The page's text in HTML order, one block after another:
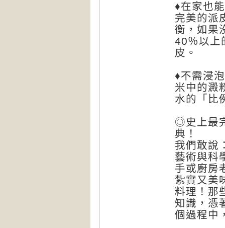
♦在家也
完美的派
衡，如果
40％以上
皮。
♦不需浸
米中的澱
水的「比
◎史上最
典！
我們敢說
藝術與科
手或廚房
紮實又美
料理！那
知識，憑
個過程中